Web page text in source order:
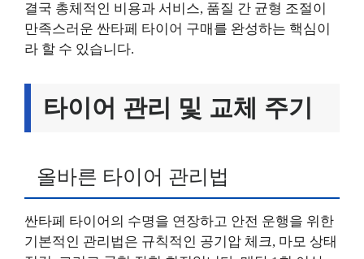
결국 총체적인 비용과 서비스, 품질 간 균형 조절이
만족스러운 싼타페 타이어 구매를 완성하는 핵심이
라 할 수 있습니다.
타이어 관리 및 교체 주기
올바른 타이어 관리법
싼타페 타이어의 수명을 연장하고 안전 운행을 위한
기본적인 관리법은 규칙적인 공기압 체크, 마모 상태